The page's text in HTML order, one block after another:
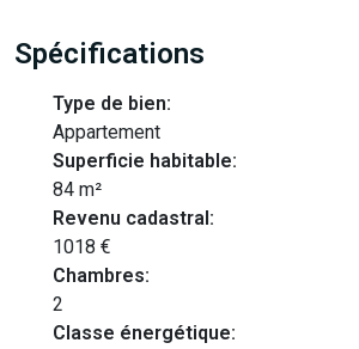
Spécifications
Type de bien:
Appartement
Superficie habitable:
84 m²
Revenu cadastral:
1018 €
Chambres:
2
Classe énergétique: